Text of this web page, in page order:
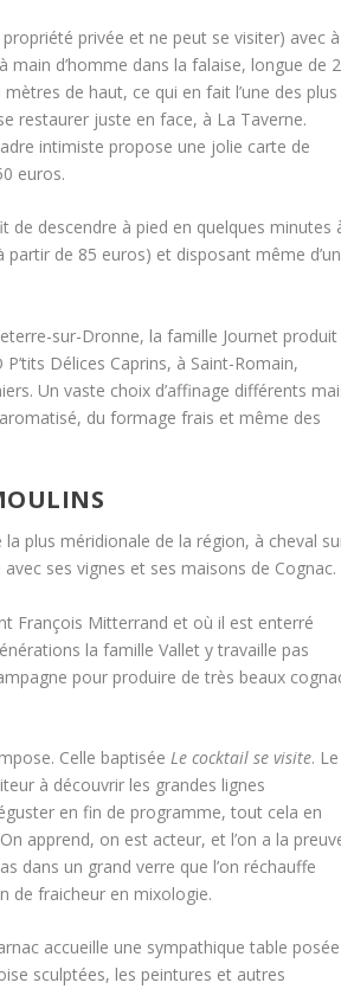
privée et ne peut se visiter) avec à
main d’homme dans la falaise, longue de
de haut, ce qui en fait l’une des plus
restaurer juste en face, à La Taverne.
intimiste propose une jolie carte de
euros.
descendre à pied en quelques minutes
de 85 euros) et disposant même d’un
sur-Dronne, la famille Journet produit
Délices Caprins, à Saint-Romain,
Un vaste choix d’affinage différents
du formage frais et même des
plus méridionale de la région, à cheval
ses vignes et ses maisons de Cognac.
François Mitterrand et où il est enterré
la famille Vallet y travaille pas
pour produire de très beaux
Celle baptisée Le cocktail se visite. Le
à découvrir les grandes lignes
en fin de programme, tout cela en
apprend, on est acteur, et l’on a la
dans un grand verre que l’on réchauffe
de fraicheur en mixologie.
accueille une sympathique table posée
sculptées, les peintures et autres